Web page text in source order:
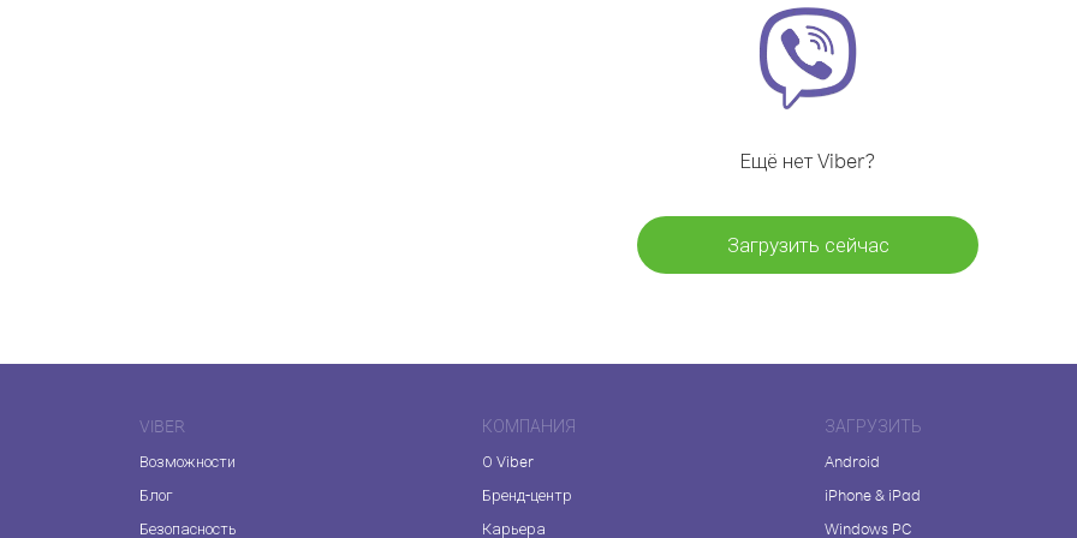
Ещё нет Viber?
Загрузить сейчас
VIBER
Возможности
Блог
Безопасность
КОМПАНИЯ
О Viber
Бренд-центр
Карьера
ЗАГРУЗИТЬ
Android
iPhone & iPad
Windows PC